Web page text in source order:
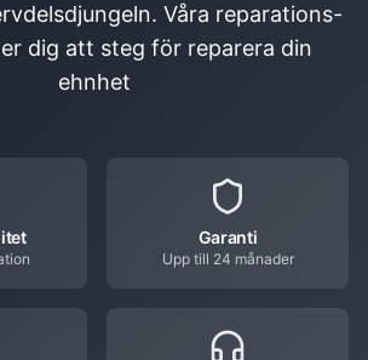
Våra reparations-
dig att steg för reparera din
ehnhet
Garanti
Upp till 24 månader